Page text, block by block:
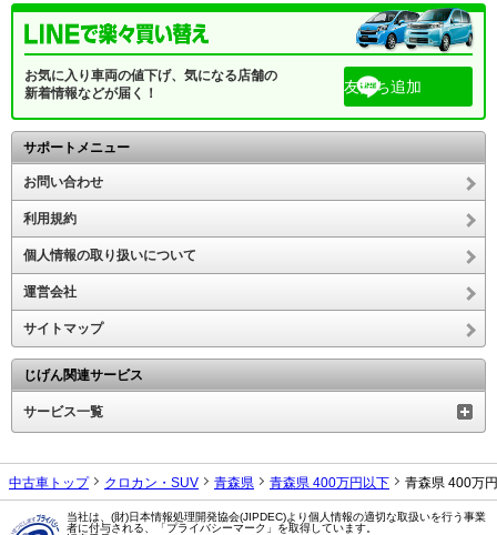
お気に入り車両の値下げ、気になる店舗の
新着情報などが届く！
友だち追加
サポートメニュー
お問い合わせ
利用規約
個人情報の取り扱いについて
運営会社
サイトマップ
じげん関連サービス
サービス一覧
中古車トップ クロカン・SUV 青森県 青森県 400万円以下 青森県 400万
当社は、(財)日本情報処理開発協会(JIPDEC)より個人情報の適切な取扱いを行う事業
者に付与される、「プライバシーマーク」を取得しています。